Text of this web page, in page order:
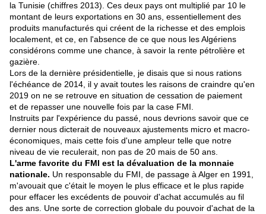
la Tunisie (chiffres 2013). Ces deux pays ont multiplié par 10 le
montant de leurs exportations en 30 ans, essentiellement des
produits manufacturés qui créent de la richesse et des emplois
localement, et ce, en l'absence de ce que nous les Algériens
considérons comme une chance, à savoir la rente pétrolière et
gazière.
Lors de la dernière présidentielle, je disais que si nous rations
l'échéance de 2014, il y avait toutes les raisons de craindre qu'en
2019 on ne se retrouve en situation de cessation de paiement
et de repasser une nouvelle fois par la case FMI.
Instruits par l'expérience du passé, nous devrions savoir que ce
dernier nous dicterait de nouveaux ajustements micro et macro-
économiques, mais cette fois d'une ampleur telle que notre
niveau de vie reculerait, non pas de 20 mais de 50 ans.
L'arme favorite du FMI est la dévaluation de la monnaie
nationale. Un responsable du FMI, de passage à Alger en 1991,
m'avouait que c'était le moyen le plus efficace et le plus rapide
pour effacer les excédents de pouvoir d'achat accumulés au fil
des ans. Une sorte de correction globale du pouvoir d'achat de la